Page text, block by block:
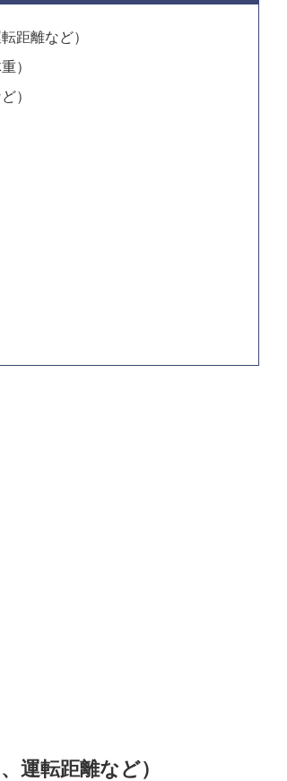
距離など）
）
）
運転距離など）